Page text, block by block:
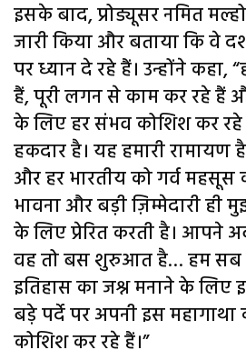
इसके बाद, प्रोड्यूसर नमित
जारी किया और बताया कि वे
पर ध्यान दे रहे हैं। उन्होंने कहा,
हैं, पूरी लगन से काम कर रहे हैं
के लिए हर संभव कोशिश कर
हकदार है। यह हमारी
और हर भारतीय को गर्व महसूस
भावना और बड़ी ज़िम्मेदारी
के लिए प्रेरित करती है। आपने
वह तो बस शुरुआत है… हम सब
इतिहास का जश्न मनाने के लिए
बड़े पर्दे पर अपनी इस
कोशिश कर रहे हैं।”